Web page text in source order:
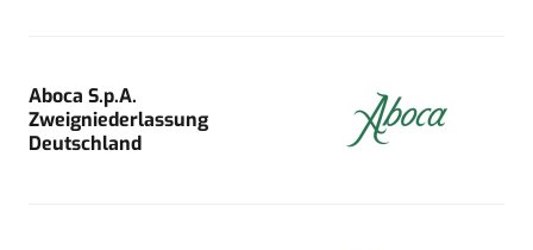
Aboca S.p.A.
Zweigniederlassung
Deutschland